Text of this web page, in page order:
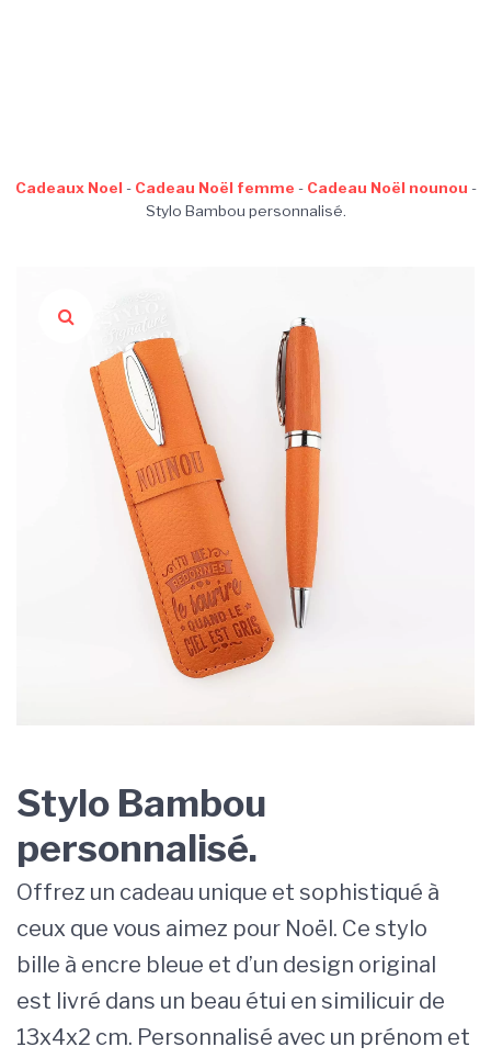
Cadeaux Noel - Cadeau Noël femme - Cadeau Noël nounou -
Stylo Bambou personnalisé.
Stylo Bambou
personnalisé.
Offrez un cadeau unique et sophistiqué à
ceux que vous aimez pour Noël. Ce stylo
bille à encre bleue et d’un design original
est livré dans un beau étui en similicuir de
13x4x2 cm. Personnalisé avec un prénom et